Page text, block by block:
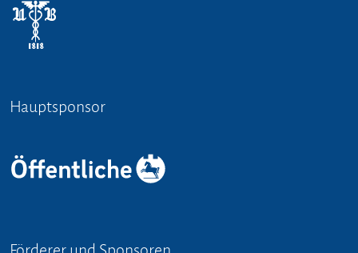
Hauptsponsor
Förderer und Sponsoren